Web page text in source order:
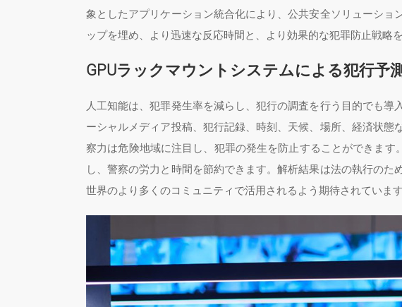
象としたアプリケーション統合化により、公共安全ソリューシ
ップを埋め、より迅速な反応時間と、より効果的な犯罪防止戦略
GPUラックマウントシステムによる犯行予
人工知能は、犯罪発生率を減らし、犯行の調査を行う目的でも
ーシャルメディア投稿、犯行記録、時刻、天候、場所、経済状
察力は危険地域に注目し、犯罪の発生を防止することができま
し、警察の労力と時間を節約できます。解析結果は法の執行の
世界のより多くのコミュニティで活用されるよう期待されています